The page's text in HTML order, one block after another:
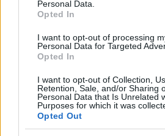
Personal Data.
Opted In
I want to opt-out of processing
Personal Data for Targeted
Opted In
I want to opt-out of Collection,
Retention, Sale, and/or Sharing
Personal Data that Is Unrelated
Purposes for which it was
Opted Out